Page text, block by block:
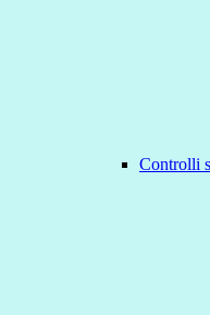
Controlli